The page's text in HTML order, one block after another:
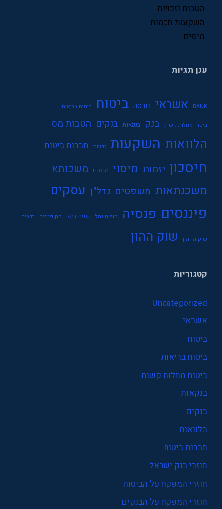
שכר
תעסוקה
הטבות וזכויות
השקעות חכמות
מיסים
ענן תגיות
BANK אשראי בורסה ביטוח ביטוח בריאות
ביטוח מחלות קשות בנק בנקאות בנקים הטבות מס
הלוואות השקעות זכויות חברות ביטוח
חיסכון יזמות מיסוי מיסים משכנתא
משכנתאות משפטים נדל"ן עסקים
פיננסים פנסיה קופות גמל קופת גמל קרן פנסיה רכבים
שוק הההון שוק ההון
קטגוריות
Uncategorized
אשראי
ביטוח
ביטוח בריאות
ביטוח מחלות קשות
בנקאות
בנקים
הלוואות
חברות ביטוח
חוזרי בנק ישראל
חוזרי המפקח על הביטוח
חוזרי המפקח על הבנקים